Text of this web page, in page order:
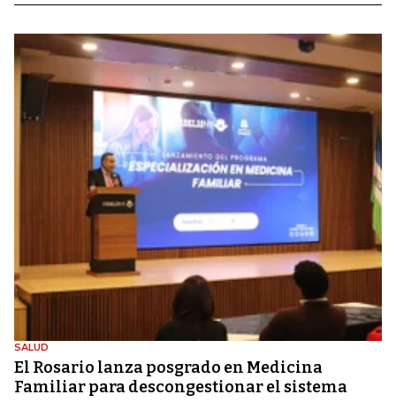
SALUD
El Rosario lanza posgrado en Medicina
Familiar para descongestionar el sistema